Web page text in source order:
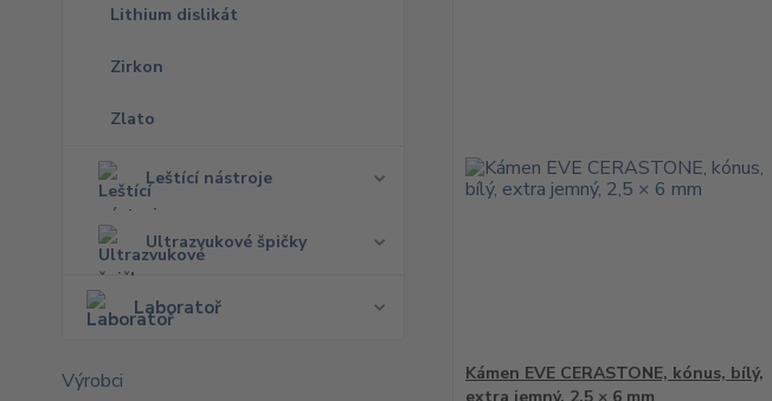
Lithium dislikát
Zirkon
Zlato
Leštící nástroje
Ultrazvukové špičky
Laboratoř
Výrobci
Kámen EVE CERASTONE, kónus, bílý,